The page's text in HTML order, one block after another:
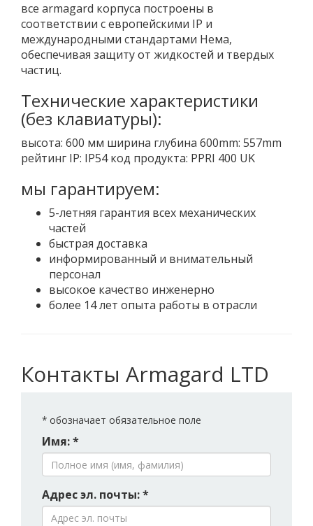
все armagard корпуса построены в
соответствии с европейскими IP и
международными стандартами Нема,
обеспечивая защиту от жидкостей и твердых
частиц.
Технические характеристики
(без клавиатуры):
высота: 600 мм ширина глубина 600mm: 557mm
рейтинг IP: IP54 код продукта: PPRI 400 UK
мы гарантируем:
5-летняя гарантия всех механических
частей
быстрая доставка
информированный и внимательный
персонал
высокое качество инженерно
более 14 лет опыта работы в отрасли
Контакты Armagard LTD
* обозначает обязательное поле
Имя: *
Адрес эл. почты: *